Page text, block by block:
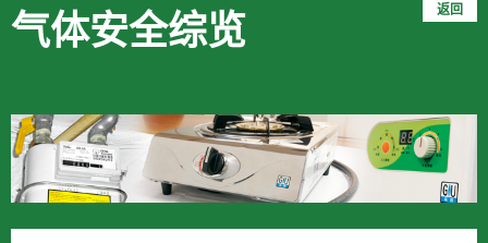
气体安全综览 返回